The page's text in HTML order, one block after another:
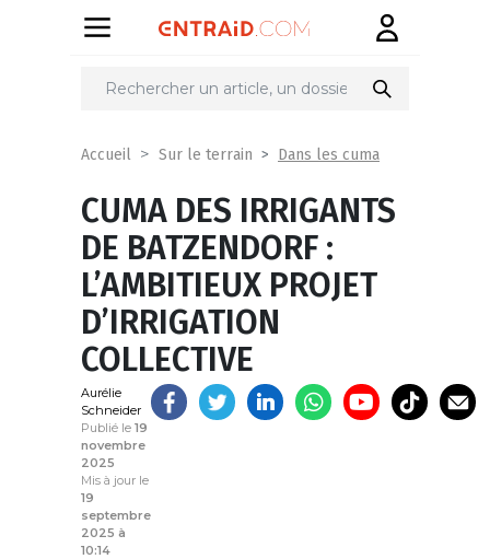
Partager
Accueil Sur le terrain Dans les cuma
CUMA DES IRRIGANTS
DE BATZENDORF :
L’AMBITIEUX PROJET
D’IRRIGATION
COLLECTIVE
Aurélie
Schneider
Publié le 19
novembre
2025
Mis à jour le
19
septembre
2025 à
10:14